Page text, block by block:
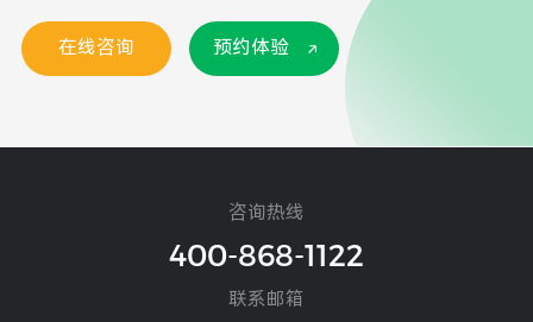
在线咨询 预约体验
咨询热线
400-868-1122
联系邮箱